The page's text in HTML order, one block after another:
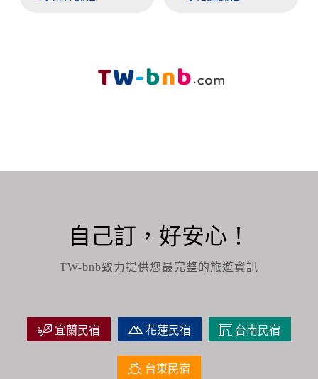
自己訂，好安心！
TW-bnb致力提供您最完整的旅遊資訊
宜蘭民宿 花蓮民宿 台南民宿
台東民宿